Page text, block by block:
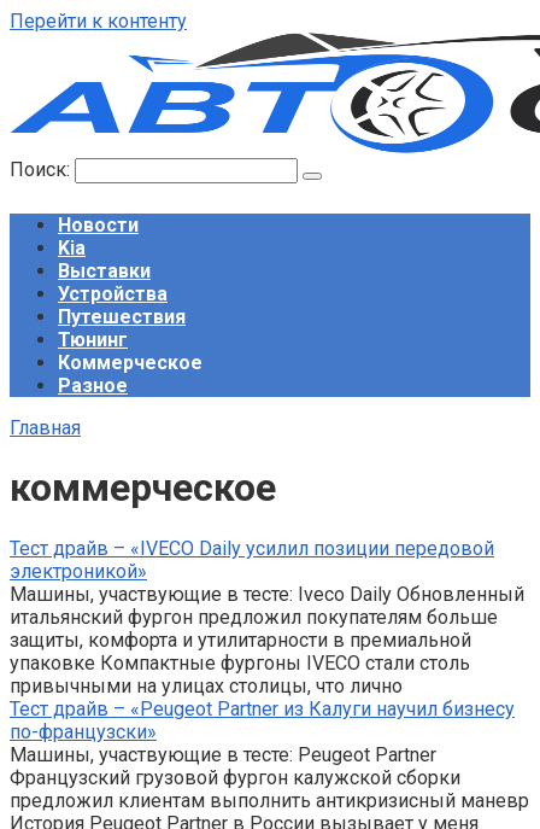
Перейти к контенту
Поиск:
Новости
Kia
Выставки
Устройства
Путешествия
Тюнинг
Коммерческое
Разное
Главная
коммерческое
Тест драйв – «IVECO Daily усилил позиции передовой
электроникой»
Машины, участвующие в тесте: Iveco Daily Обновленный
итальянский фургон предложил покупателям больше
защиты, комфорта и утилитарности в премиальной
упаковке Компактные фургоны IVECO стали столь
привычными на улицах столицы, что лично
Тест драйв – «Peugeot Partner из Калуги научил бизнесу
по-французски»
Машины, участвующие в тесте: Peugeot Partner
Французский грузовой фургон калужской сборки
предложил клиентам выполнить антикризисный маневр
История Peugeot Partner в России вызывает у меня